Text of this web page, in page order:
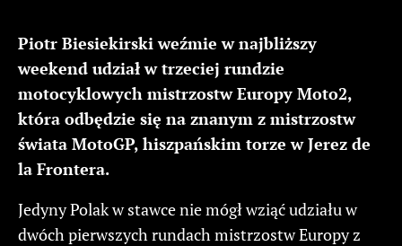
Piotr Biesiekirski weźmie w najbliższy
weekend udział w trzeciej rundzie
motocyklowych mistrzostw Europy Moto2,
która odbędzie się na znanym z mistrzostw
świata MotoGP, hiszpańskim torze w Jerez de
la Frontera.
Jedyny Polak w stawce nie mógł wziąć udziału w
dwóch pierwszych rundach mistrzostw Europy z